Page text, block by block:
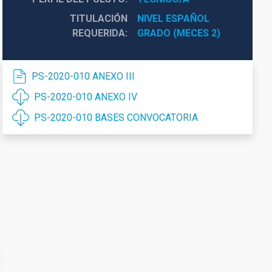
TITULACIÓN
REQUERIDA
NIVEL ESPAÑOL
GRADO (MECES 2)
PS-2020-010 ANEXO III
PS-2020-010 ANEXO IV
PS-2020-010 BASES CONVOCATORIA